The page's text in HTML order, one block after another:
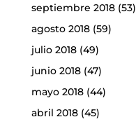
septiembre 2018(53)
agosto 2018(59)
julio 2018(49)
junio 2018(47)
mayo 2018(44)
abril 2018(45)